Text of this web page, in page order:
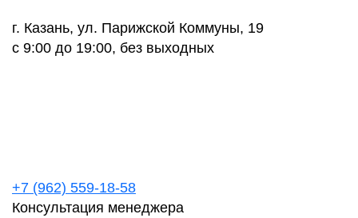
г. Казань, ул. Парижской Коммуны, 19
с 9:00 до 19:00, без выходных
+7 (962) 559-18-58
Консультация менеджера